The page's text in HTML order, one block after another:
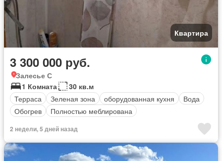
Квартира
3 300 000 руб.
Залесье С
1 Комната
30 кв.м
Терраса
Зеленая зона оборудованная кухня
Вода
Обогрев
Полностью меблирована
2 недели, 5 дней назад